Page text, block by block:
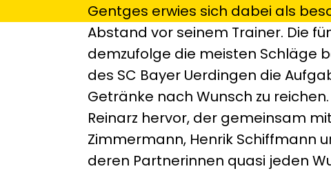
Gentges erwies sich dabei als
Abstand vor seinem Trainer. Die
demzufolge die meisten Schläge
des SC Bayer Uerdingen die
Getränke nach Wunsch zu
Reinarz hervor, der gemeinsam
Zimmermann, Henrik Schiffmann
deren Partnerinnen quasi jeden